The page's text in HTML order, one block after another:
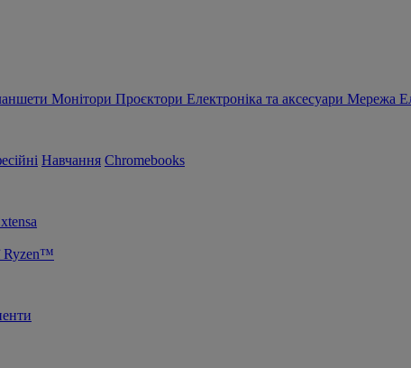
Монітори Проєктори Електроніка та аксесуари Мережа
Навчання Chromebooks
Ryzen™